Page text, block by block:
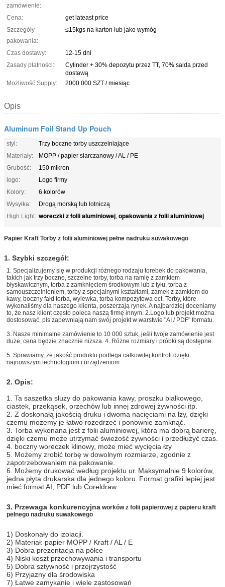
zamówienie:
Cena:
get lateast price
Szczegóły
pakowania:
≤15kgs na karton lub jako wymóg
Czas dostawy:
12-15 dni
Zasady płatności:
Cylinder + 30% depozytu przez TT, 70% salda przed
dostawą
Możliwość Supply:
2000 000 SZT / miesiąc
Opis
Aluminum Foil Stand Up Pouch
styl:
Trzy boczne torby uszczelniające
Materiały:
MOPP / papier siarczanowy / AL / PE
Grubość:
150 mikron
logo:
Logo firmy
Kolory:
6 kolorów
Wysyłka:
Drogą morską lub lotniczą
High Light: woreczki z folii aluminiowej, opakowania z folii aluminiowej
Papier Kraft Torby z folii aluminiowej pełne nadruku suwakowego
1. Szybki szczegół:
1. Specjalizujemy się w produkcji różnego rodzaju torebek do pakowania,
takich jak trzy boczne, szczelne torby, torba na ramię z zamkiem
błyskawicznym, torba z zamknięciem środkowym lub z tyłu, torba z
samouszczelnieniem, torby z specjalnymi kształtami, zamek z zamkiem do
kawy, boczny fałd torba, wylewka, torba kompozytowa ect. Torby, które
wykonaliśmy dla naszego klienta, poszerzają rynek. A najbardziej doceniamy
to, że nasz klient często poleca naszą firmę innym. 2.Logo lub projekt można
dostosować, pls zapewniają nam swój projekt w warstwie "AI / PDF" formatu.
3. Nasze minimalne zamówienie to 10 000 sztuk, jeśli twoje zamówienie jest
duże, cena będzie znacznie niższa. 4. Różne rozmiary i próbki są dostępne.
5. Sprawiamy, że jakość produktu podlega całkowitej kontroli dzięki
najnowszym technologiom i urządzeniom.
2. Opis:
1. Ta saszetka służy do pakowania kawy, proszku białkowego,
ciastek, przekąsek, orzechów lub innej zdrowej żywności itp.
2. Z doskonałą jakością druku i dwoma nacięciami na łzy, dzięki
czemu możemy je łatwo rozedrzeć i ponownie zamknąć.
3. Torba wykonana jest z folii aluminiowej, która ma dobrą barierę,
dzięki czemu może utrzymać świeżość żywności i przedłużyć czas.
4. boczny woreczek klinowy, może mieć wycięcia łzy
5. Możemy zrobić torbę w dowolnym rozmiarze, zgodnie z
zapotrzebowaniem na pakowanie.
6. Możemy drukować według projektu ur. Maksymalnie 9 kolorów,
jedna płyta drukarska dla jednego koloru. Format grafiki lepiej jest
mieć format AI, PDF lub Coreldraw.
3. Przewaga konkurencyjna worków z folii papierowej z papieru kraft
pełnego nadruku suwakowego
1) Doskonały do ​​izolacji.
2) Materiał: papier MOPP / Kraft / AL / E
3) Dobra prezentacja na półce
4) Niski koszt przechowywania i transportu
5) Dobra sztywność i przejrzystość
6) Przyjazny dla środowiska
7) Łatwe zamykanie i wiele zastosowań